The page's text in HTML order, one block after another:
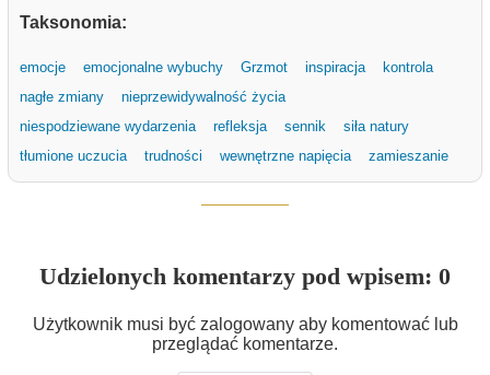
Taksonomia:
emocje emocjonalne wybuchy Grzmot inspiracja
kontrola
nagłe zmiany
nieprzewidywalność życia
niespodziewane wydarzenia
refleksja sennik
siła natury
tłumione uczucia
trudności wewnętrzne napięcia zamieszanie
Udzielonych komentarzy pod wpisem: 0
Użytkownik musi być zalogowany aby komentować lub
przeglądać komentarze.